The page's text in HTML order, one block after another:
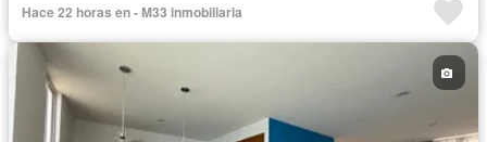
Hace 22 horas en - M33 inmobiliaria